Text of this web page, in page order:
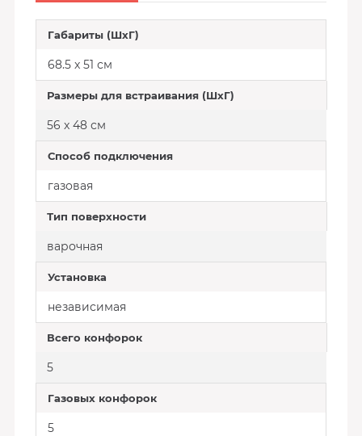
Габариты (ШхГ)
68.5 x 51 см
Размеры для встраивания (ШхГ)
56 x 48 см
Способ подключения
газовая
Тип поверхности
варочная
Установка
независимая
Всего конфорок
5
Газовых конфорок
5